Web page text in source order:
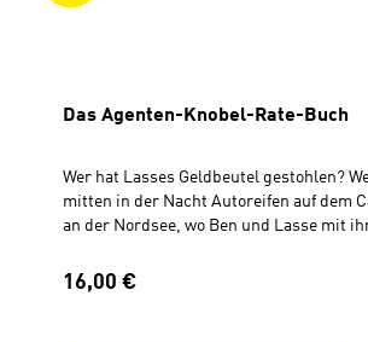
Das Agenten-Knobel-Rate-Buch
Wer hat Lasses Geldbeutel gestohlen?
mitten in der Nacht Autoreifen auf dem
an der Nordsee, wo Ben und Lasse mit
Brüder herausfinden, ob einer faustdick
Regulärer Preis:
16,00 €